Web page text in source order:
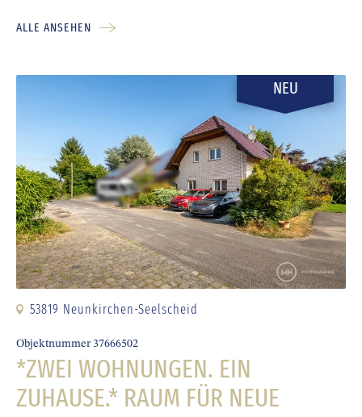
ALLE ANSEHEN
NEU
53819 Neunkirchen-Seelscheid
Objektnummer 37666502
*ZWEI WOHNUNGEN. EIN
ZUHAUSE.* RAUM FÜR NEUE